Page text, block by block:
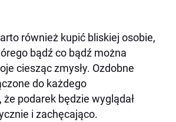
również kupić bliskiej osobie,
bądź co bądź można
ciesząc zmysły. Ozdobne
do każdego
podarek będzie wyglądał
i zachęcająco.